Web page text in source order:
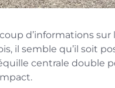
d’informations sur
il semble qu’il soit
centrale double